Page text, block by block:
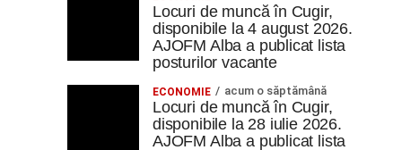
Locuri de muncă în Cugir,
disponibile la 4 august 2026.
AJOFM Alba a publicat lista
posturilor vacante
ECONOMIE acum o săptămână
Locuri de muncă în Cugir,
disponibile la 28 iulie 2026.
AJOFM Alba a publicat lista